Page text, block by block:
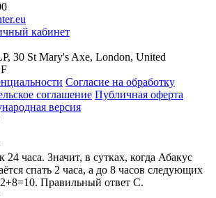
кабинет
30 St Mary's Axe, London, United
Согласие на обработку
соглашение Публичная оферта
версия
24 часа. Значит, в сутках, когда Абакус
спать 2 часа, а до 8 часов следующих
Правильный ответ С.